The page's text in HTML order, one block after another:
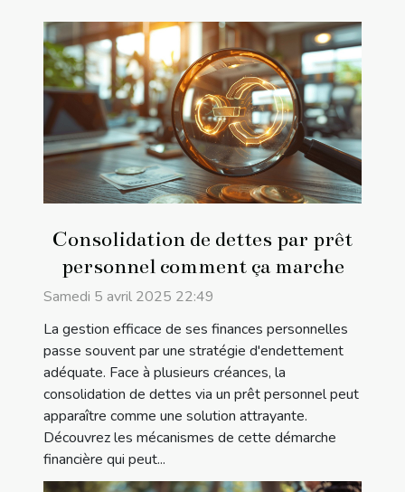
Consolidation de dettes par prêt
personnel comment ça marche
Samedi 5 avril 2025 22:49
La gestion efficace de ses finances personnelles
passe souvent par une stratégie d'endettement
adéquate. Face à plusieurs créances, la
consolidation de dettes via un prêt personnel peut
apparaître comme une solution attrayante.
Découvrez les mécanismes de cette démarche
financière qui peut...